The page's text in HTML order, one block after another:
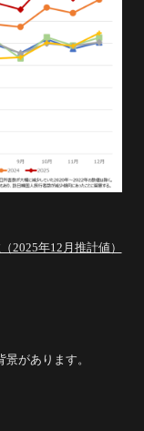
2025年12月推計値）
があります。